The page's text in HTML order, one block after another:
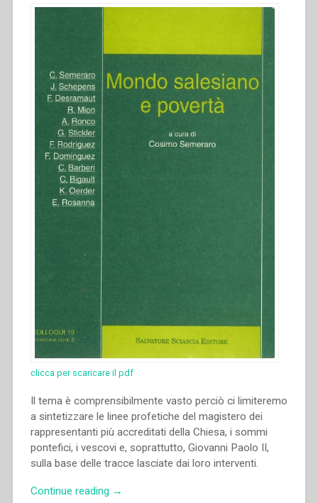
clicca per scaricare il pdf
Il tema è comprensibilmente vasto perciò ci limiteremo
a sintetizzare le linee profetiche del magistero dei
rappresentanti più accreditati della Chiesa, i sommi
pontefici, i vescovi e, soprattutto, Giovanni Paolo II,
sulla base delle tracce lasciate dai loro interventi.
Continue reading “Francis
→